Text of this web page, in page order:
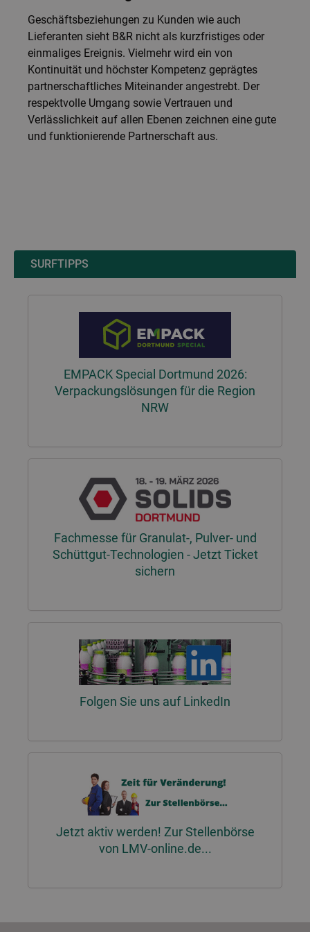
Geschäftsbeziehungen zu Kunden wie auch
Lieferanten sieht B&R nicht als kurzfristiges oder
einmaliges Ereignis. Vielmehr wird ein von
Kontinuität und höchster Kompetenz geprägtes
partnerschaftliches Miteinander angestrebt. Der
respektvolle Umgang sowie Vertrauen und
Verlässlichkeit auf allen Ebenen zeichnen eine gute
und funktionierende Partnerschaft aus.
SURFTIPPS
EMPACK Special Dortmund 2026:
Verpackungslösungen für die Region
NRW
Fachmesse für Granulat-, Pulver- und
Schüttgut-Technologien - Jetzt Ticket
sichern
Folgen Sie uns auf LinkedIn
Jetzt aktiv werden! Zur Stellenbörse
von LMV-online.de...